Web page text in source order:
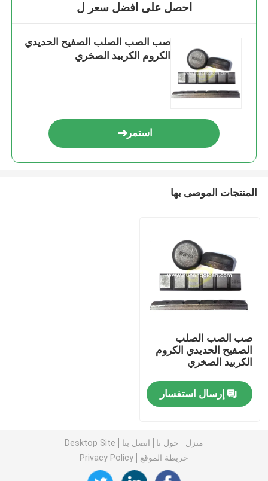
بيت
احصل على افضل سعر ل
صب الصب الصلب الصفيح الحديدي
الكروم الكربيد الصخري
استمر
المنتجات الموصى بها
صب الصب الصلب
الصفيح الحديدي الكروم
الكربيد الصخري
إرسال استفسار
منزل حول نا اتصل بنا
Desktop Site
خريطة الموقع
Privacy Policy